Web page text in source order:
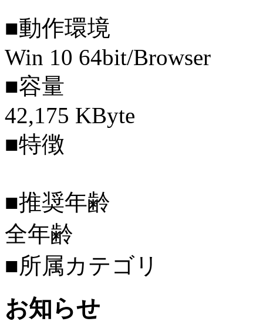
■動作環境
Win 10 64bit/Browser
■容量
42,175 KByte
■特徴
■推奨年齢
全年齢
■所属カテゴリ
お知らせ